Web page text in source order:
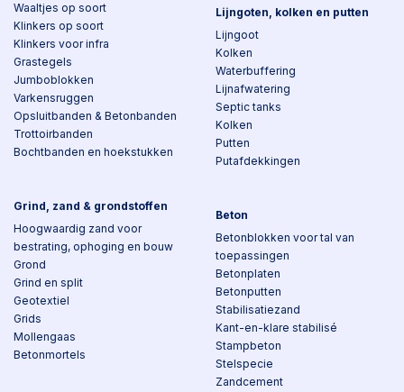
Waaltjes op soort
Klinkers op soort
Klinkers voor infra
Grastegels
Jumboblokken
Varkensruggen
Opsluitbanden & Betonbanden
Trottoirbanden
Bochtbanden en hoekstukken
Grind, zand & grondstoffen
Hoogwaardig zand voor
bestrating, ophoging en bouw
Grond
Grind en split
Geotextiel
Grids
Mollengaas
Betonmortels
Lijngoten, kolken en putten
Lijngoot
Kolken
Waterbuffering
Lijnafwatering
Septic tanks
Kolken
Putten
Putafdekkingen
Beton
Betonblokken voor tal van
toepassingen
Betonplaten
Betonputten
Stabilisatiezand
Kant-en-klare stabilisé
Stampbeton
Stelspecie
Zandcement